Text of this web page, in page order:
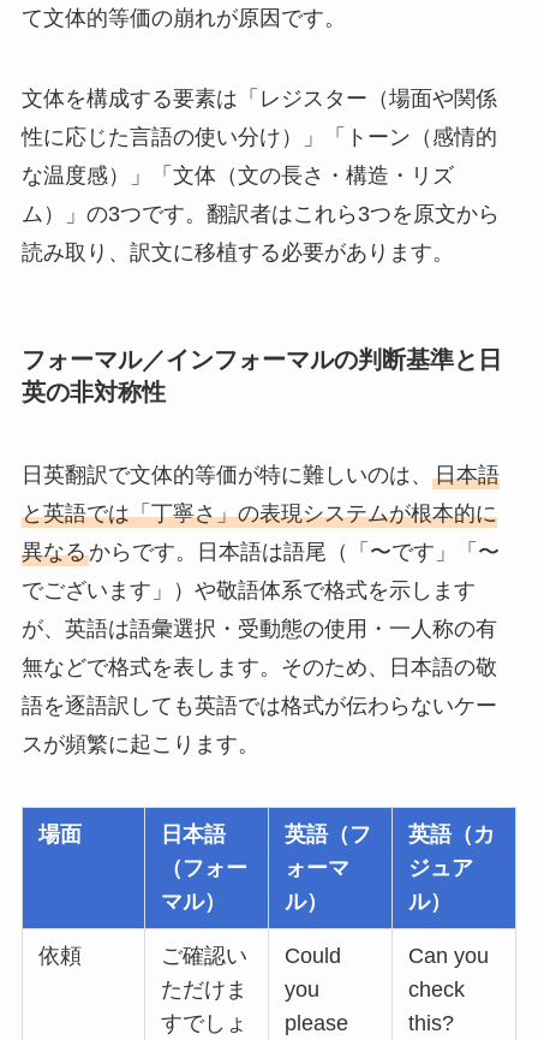
て文体的等価の崩れが原因です。
文体を構成する要素は「レジスター（場面や関係
性に応じた言語の使い分け）」「トーン（感情的
な温度感）」「文体（文の長さ・構造・リズ
ム）」の3つです。翻訳者はこれら3つを原文から
読み取り、訳文に移植する必要があります。
フォーマル／インフォーマルの判断基準と日
英の非対称性
日英翻訳で文体的等価が特に難しいのは、 日本語
と英語では「丁寧さ」の表現システムが根本的に
異なるからです。日本語は語尾（「〜です」「〜
でございます」）や敬語体系で格式を示します
が、英語は語彙選択・受動態の使用・一人称の有
無などで格式を表します。そのため、日本語の敬
語を逐語訳しても英語では格式が伝わらないケー
スが頻繁に起こります。
場面
日本語
（フォー
マル）
英語（フ
ォーマ
ル）
英語（カ
ジュア
ル）
依頼
ご確認い
ただけま
すでしょ
Could
you
please
Can you
check
this?